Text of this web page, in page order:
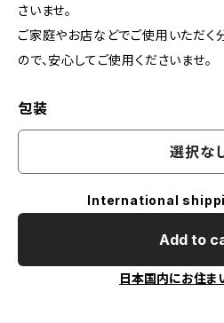
さいませ。
ご家庭やお店などでご使用いただく
ので、安心してご使用くださいませ。
包装
選択な
International
Add to
日本国内にお住ま